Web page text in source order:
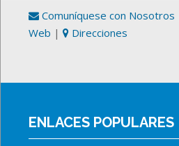
Comuníquese con Nosotros
Web | Direcciones
ENLACES POPULARES